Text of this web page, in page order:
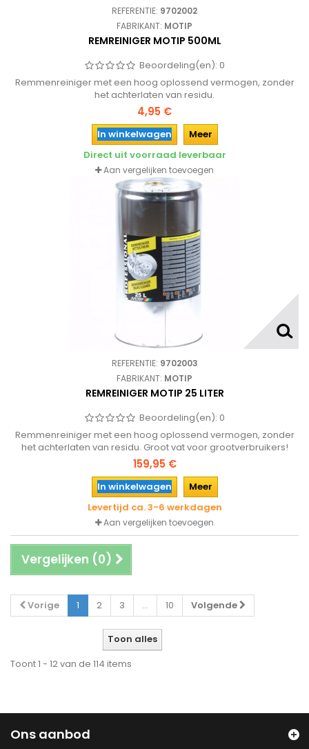
REFERENTIE: 9702002
FABRIKANT: MOTIP
REMREINIGER MOTIP 500ML
Beoordeling(en): 0
Remmenreiniger met een hoog oplossend vermogen, zonder
het achterlaten van residu.
4,95 €
In winkelwagen
Meer
Direct uit voorraad leverbaar
Aan vergelijken toevoegen
REFERENTIE: 9702003
FABRIKANT: MOTIP
REMREINIGER MOTIP 25 LITER
Beoordeling(en): 0
Remmenreiniger met een hoog oplossend vermogen, zonder
het achterlaten van residu. Groot vat voor grootverbruikers!
159,95 €
In winkelwagen
Meer
Levertijd ca. 3-6 werkdagen
Aan vergelijken toevoegen
Vergelijken (0)
Vorige 1 2 3 ... 10 Volgende
Toon alles
Toont 1 - 12 van de 114 items
Ons aanbod